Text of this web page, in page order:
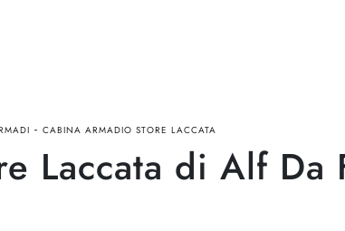
- CABINA ARMADIO STORE LACCATA
Laccata di Alf Da